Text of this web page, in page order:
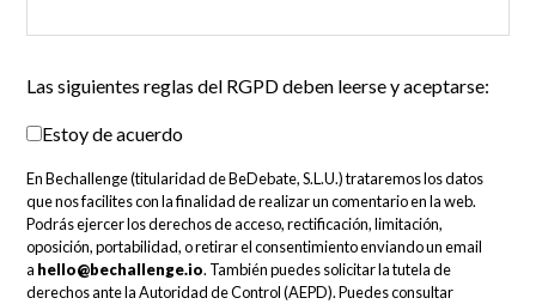
Las siguientes reglas del RGPD deben leerse y aceptarse:
Estoy de acuerdo
En Bechallenge (titularidad de BeDebate, S.L.U.) trataremos los datos
que nos facilites con la finalidad de realizar un comentario en la web.
Podrás ejercer los derechos de acceso, rectificación, limitación,
oposición, portabilidad, o retirar el consentimiento enviando un email
a hello@bechallenge.io. También puedes solicitar la tutela de
derechos ante la Autoridad de Control (AEPD). Puedes consultar